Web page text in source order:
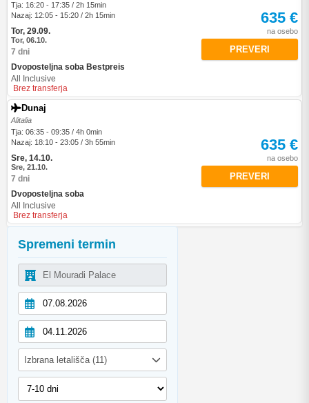
Spremeni termin
Izbrana letališča (11)
Tja: 16:20 - 17:35 / 2h 15min
Nazaj: 12:05 - 15:20 / 2h 15min
Tor, 29.09.
Tor, 06.10.
7 dni
Dvoposteljna soba Bestpreis
All Inclusive
Brez transferja
635 €
na osebo
PREVERI
Dunaj
Alitalia
Tja: 06:35 - 09:35 / 4h 0min
Nazaj: 18:10 - 23:05 / 3h 55min
Sre, 14.10.
Sre, 21.10.
7 dni
Dvoposteljna soba
All Inclusive
Brez transferja
635 €
na osebo
PREVERI